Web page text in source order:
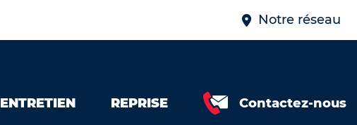
Notre réseau
ENTRETIEN REPRISE Contactez-nous